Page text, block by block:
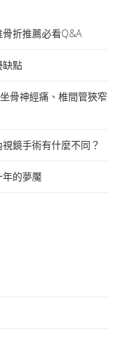
折推薦必看Q&A
缺點
骨神經痛、椎間管狹窄
鏡手術有什麼不同？
的夢魘